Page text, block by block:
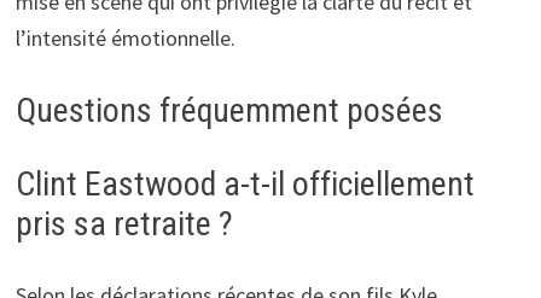
l’intensité émotionnelle.
Questions fréquemment posées
Clint Eastwood a-t-il officiellement
pris sa retraite ?